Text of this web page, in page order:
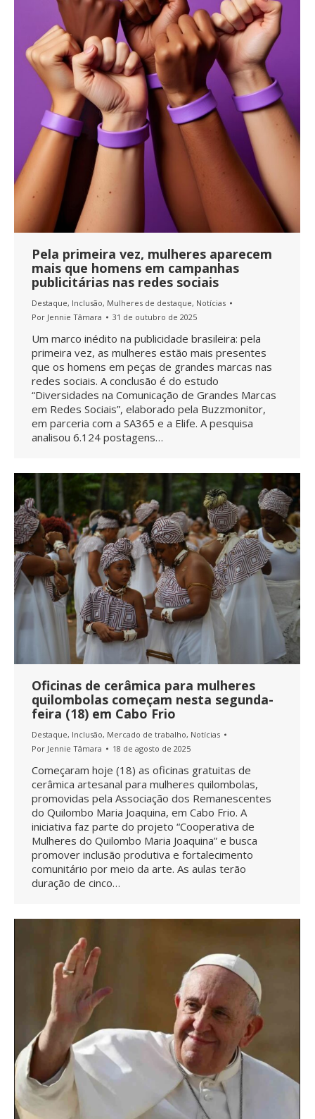
Pela primeira vez, mulheres aparecem
mais que homens em campanhas
publicitárias nas redes sociais
Destaque, Inclusão, Mulheres de destaque, Notícias
Por Jennie Tâmara 31 de outubro de 2025
Um marco inédito na publicidade brasileira: pela
primeira vez, as mulheres estão mais presentes
que os homens em peças de grandes marcas nas
redes sociais. A conclusão é do estudo
“Diversidades na Comunicação de Grandes Marcas
em Redes Sociais”, elaborado pela Buzzmonitor,
em parceria com a SA365 e a Elife. A pesquisa
analisou 6.124 postagens…
Oficinas de cerâmica para mulheres
quilombolas começam nesta segunda-
feira (18) em Cabo Frio
Destaque, Inclusão, Mercado de trabalho, Notícias
Por Jennie Tâmara 18 de agosto de 2025
Começaram hoje (18) as oficinas gratuitas de
cerâmica artesanal para mulheres quilombolas,
promovidas pela Associação dos Remanescentes
do Quilombo Maria Joaquina, em Cabo Frio. A
iniciativa faz parte do projeto “Cooperativa de
Mulheres do Quilombo Maria Joaquina” e busca
promover inclusão produtiva e fortalecimento
comunitário por meio da arte. As aulas terão
duração de cinco…